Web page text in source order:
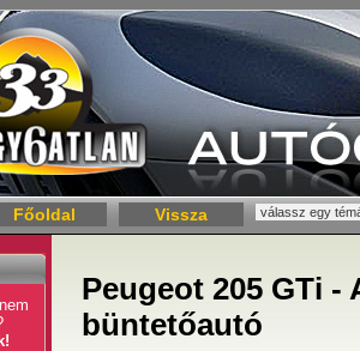
Főoldal Vissza
Peugeot 205 GTi
büntetőautó